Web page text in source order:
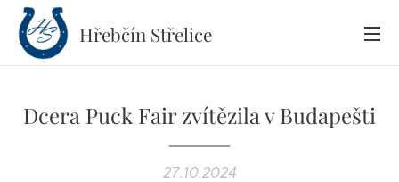
Hřebčín Střelice
Dcera Puck Fair zvítězila v Budapešti
27.10.2024